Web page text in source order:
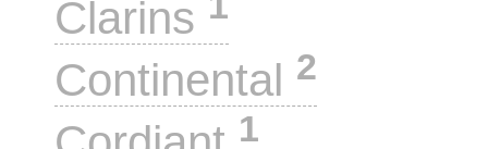
Clarins
Continental 2
1